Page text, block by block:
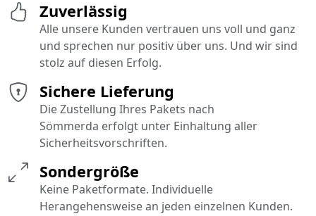
Sichere Lieferung
Die Zustellung Ihres Pakets nach
Sömmerda erfolgt unter Einhaltung aller
Sicherheitsvorschriften.
Sondergröße
Keine Paketformate. Individuelle
Herangehensweise an jeden einzelnen Kunden.
Zuverlässig
Alle unsere Kunden vertrauen uns voll und ganz
und sprechen nur positiv über uns. Und wir sind
stolz auf diesen Erfolg.